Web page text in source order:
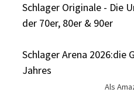
Schlager Originale - Die
der 70er, 80er & 90er
Schlager Arena 2026:die
Jahres
Als